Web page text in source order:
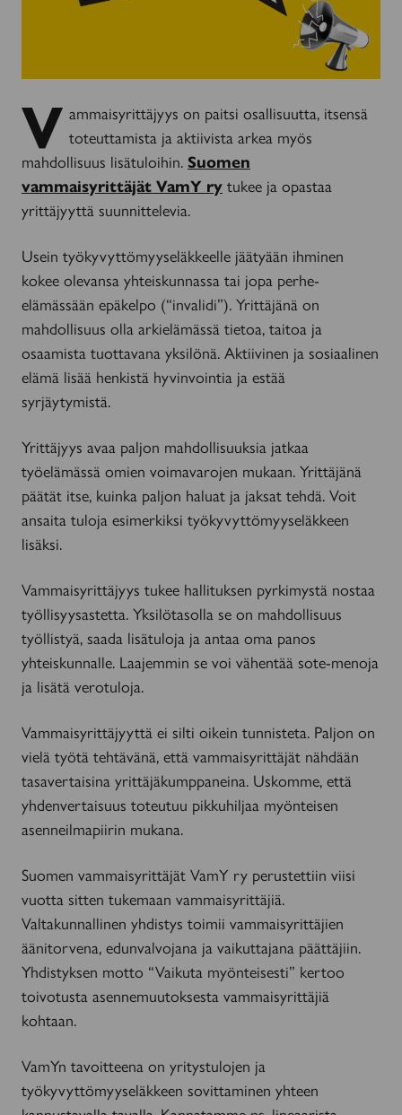
V ammaisyrittäjyys on paitsi osallisuutta, itsensä
toteuttamista ja aktiivista arkea myös
mahdollisuus lisätuloihin. Suomen
vammaisyrittäjät VamY ry tukee ja opastaa
yrittäjyyttä suunnittelevia.
Usein työkyvyttömyyseläkkeelle jäätyään ihminen
kokee olevansa yhteiskunnassa tai jopa perhe-
elämässään epäkelpo (“invalidi”). Yrittäjänä on
mahdollisuus olla arkielämässä tietoa, taitoa ja
osaamista tuottavana yksilönä. Aktiivinen ja sosiaalinen
elämä lisää henkistä hyvinvointia ja estää
syrjäytymistä.
Yrittäjyys avaa paljon mahdollisuuksia jatkaa
työelämässä omien voimavarojen mukaan. Yrittäjänä
päätät itse, kuinka paljon haluat ja jaksat tehdä. Voit
ansaita tuloja esimerkiksi työkyvyttömyyseläkkeen
lisäksi.
Vammaisyrittäjyys tukee hallituksen pyrkimystä nostaa
työllisyysastetta. Yksilötasolla se on mahdollisuus
työllistyä, saada lisätuloja ja antaa oma panos
yhteiskunnalle. Laajemmin se voi vähentää sote-menoja
ja lisätä verotuloja.
Vammaisyrittäjyyttä ei silti oikein tunnisteta. Paljon on
vielä työtä tehtävänä, että vammaisyrittäjät nähdään
tasavertaisina yrittäjäkumppaneina. Uskomme, että
yhdenvertaisuus toteutuu pikkuhiljaa myönteisen
asenneilmapiirin mukana.
Suomen vammaisyrittäjät VamY ry perustettiin viisi
vuotta sitten tukemaan vammaisyrittäjiä.
Valtakunnallinen yhdistys toimii vammaisyrittäjien
äänitorvena, edunvalvojana ja vaikuttajana päättäjiin.
Yhdistyksen motto “Vaikuta myönteisesti” kertoo
toivotusta asennemuutoksesta vammaisyrittäjiä
kohtaan.
VamYn tavoitteena on yritystulojen ja
työkyvyttömyyseläkkeen sovittaminen yhteen